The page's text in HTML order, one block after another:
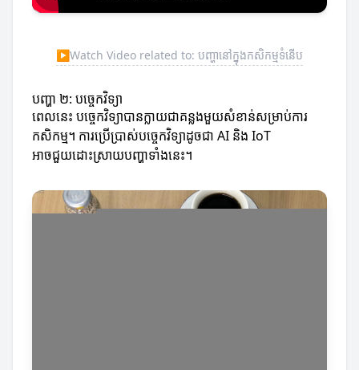
▶Watch Video related to: បញ្ហានៅក្នុងកសិកម្មទំនើប
បញ្ហា ២: បច្ចេកវិទ្យា
ពេលនេះ បច្ចេកវិទ្យាបានក្លាយជាគន្លងមួយសំខាន់សម្រាប់ការ
កសិកម្ម។ ការប្រើប្រាស់បច្ចេកវិទ្យាដូចជា AI និង IoT
អាចជួយដោះស្រាយបញ្ហាទាំងនេះ។